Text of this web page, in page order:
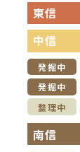
東信
中信
発掘中
発掘中
整理中
南信